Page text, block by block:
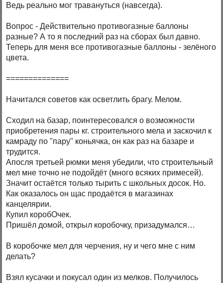
Ведь реально мог травануться (навсегда).
Вопрос - Действительно противогазные баллоны
разные? А то я последний раз на сборах был давно.
Теперь для меня все противогазные баллоны - зелёного
цвета.
==============
Начитался советов как осветлить брагу. Мелом.
Сходил на базар, поинтересовался о возможности
приобретения пары кг. строительного мела и заскочил к
камраду по "пару" коньячка, он как раз на базаре и
трудится.
Апосля третьей рюмки меня убедили, что строительный
мел мне точно не подойдёт (много всяких примесей).
Значит остаётся только тырить с школьных досок. Но.
Как оказалось он щас продаётся в магазинах
канцелярии.
Купил коробОчек.
Пришёл домой, открыл коробочку, призадумался…
В коробочке мел для черчения, ну и чего мне с ним
делать?
Взял кусачки и покусал один из мелков. Получилось